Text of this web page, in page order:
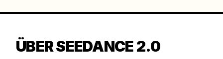
ÜBER SEEDANCE 2.0